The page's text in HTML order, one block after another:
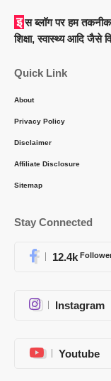
इस ब्लॉग पर हम तकनीक, गाइड, पैसे कमाने के तरीके, कैसे बनें, तकनीक,
शिक्षा, स्वास्थ्य आदि जैसे
Quick Link
About
Privacy Policy
Disclaimer
Affiliate Disclosure
Sitemap
Stay Connected
12.4k
Instagram
Youtube